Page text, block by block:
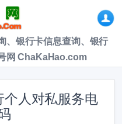
、银行卡信息查询、银行
网 ChaKaHao.com
人对私服务电